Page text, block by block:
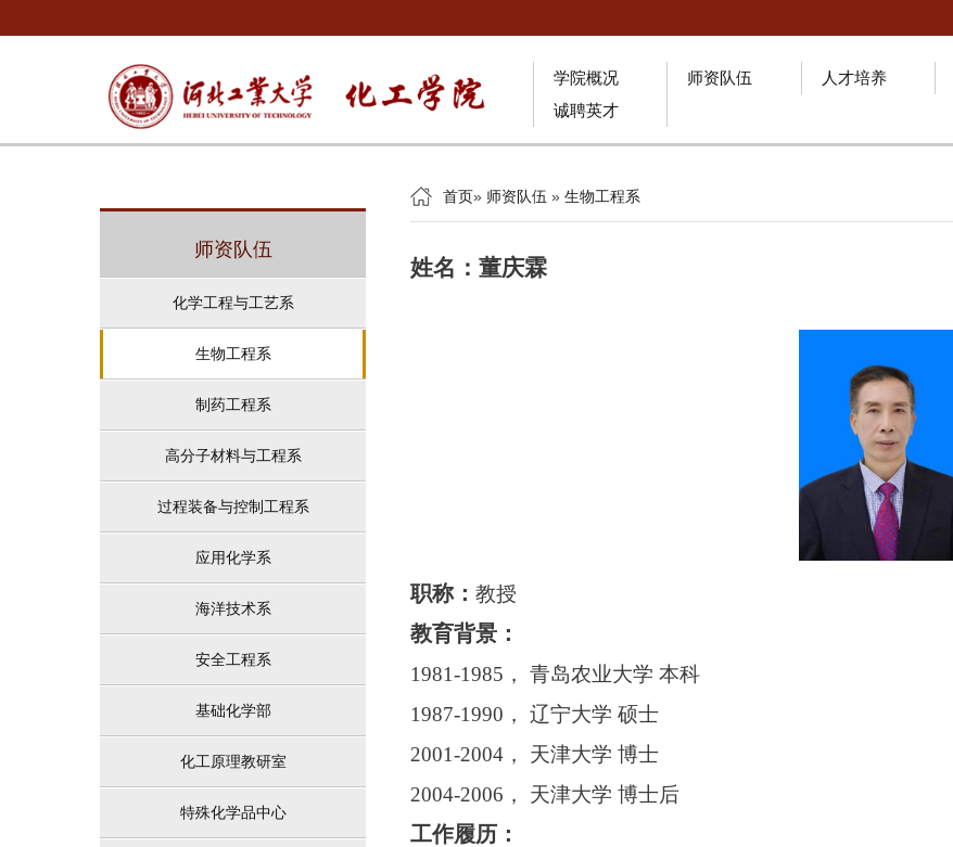
学院概况 师资队伍 人才培养
诚聘英才
师资队伍
化学工程与工艺系
生物工程系
制药工程系
高分子材料与工程系
过程装备与控制工程系
应用化学系
海洋技术系
安全工程系
基础化学部
化工原理教研室
特殊化学品中心
首页» 师资队伍 » 生物工程系
姓名：董庆霖
职称： 教授
教育背景：
1981-1985， 青岛农业大学 本科
1987-1990， 辽宁大学 硕士
2001-2004， 天津大学 博士
2004-2006， 天津大学 博士后
工作履历：